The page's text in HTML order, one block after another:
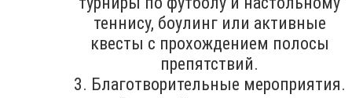
теннису, боулинг или активные
квесты с прохождением полосы
препятствий.
3. Благотворительные мероприятия.